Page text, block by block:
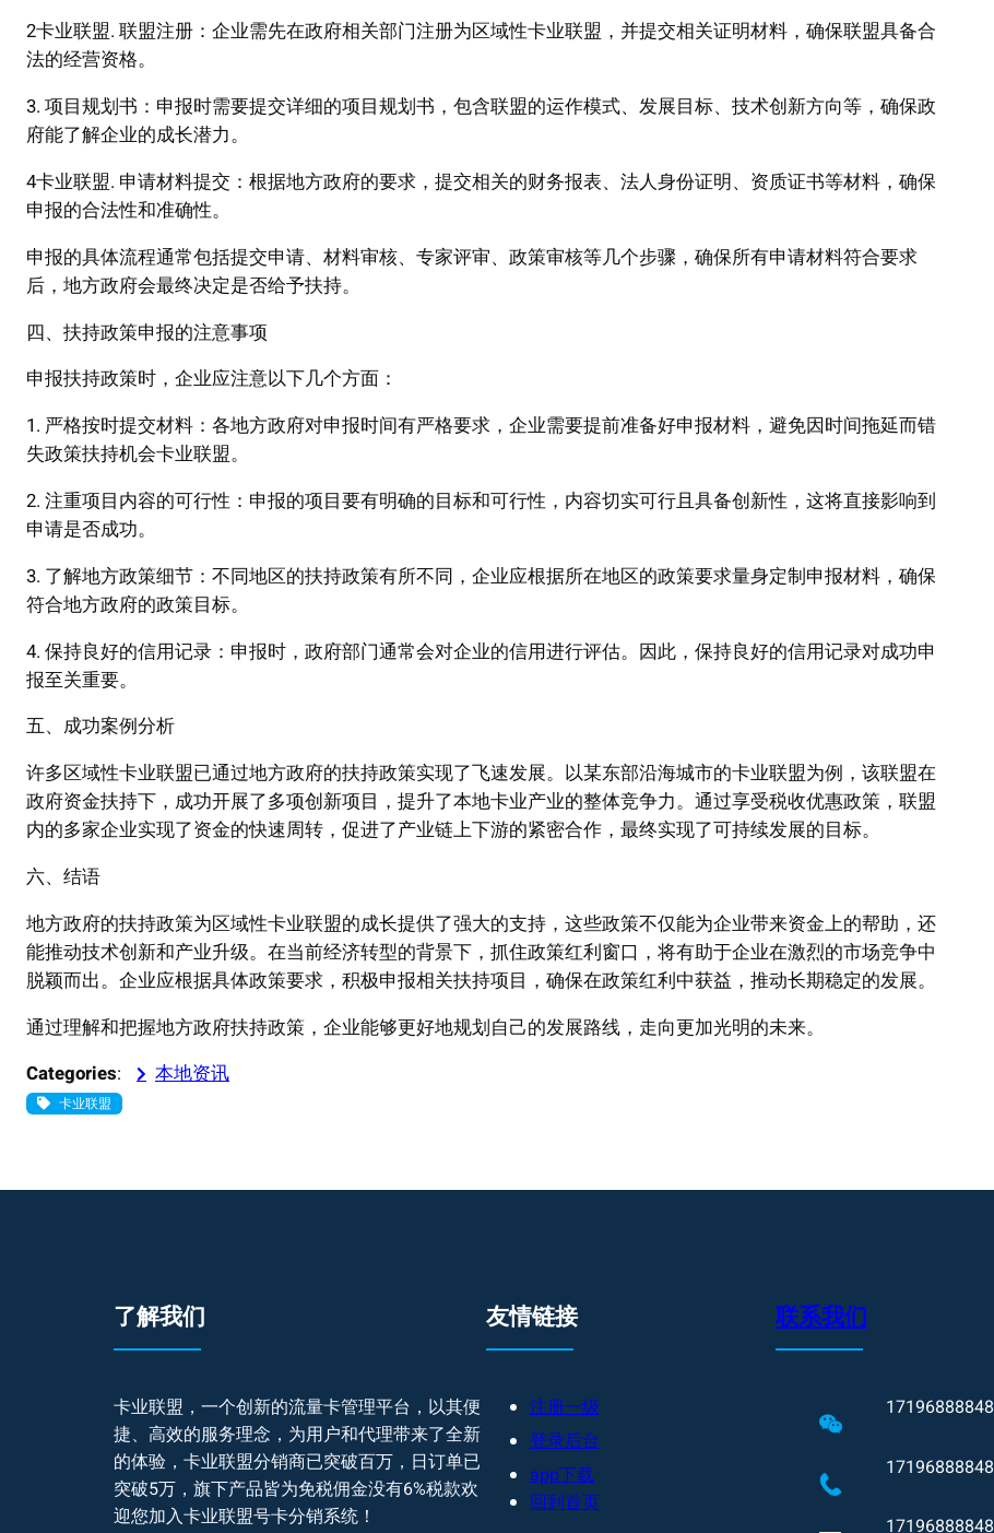
2卡业联盟. 联盟注册：企业需先在政府相关部门注册为区域性卡业联盟，并提交相关证明材料，确保联盟具备合
法的经营资格。
3. 项目规划书：申报时需要提交详细的项目规划书，包含联盟的运作模式、发展目标、技术创新方向等，确保政
府能了解企业的成长潜力。
4卡业联盟. 申请材料提交：根据地方政府的要求，提交相关的财务报表、法人身份证明、资质证书等材料，确保
申报的合法性和准确性。
申报的具体流程通常包括提交申请、材料审核、专家评审、政策审核等几个步骤，确保所有申请材料符合要求
后，地方政府会最终决定是否给予扶持。
四、扶持政策申报的注意事项
申报扶持政策时，企业应注意以下几个方面：
1. 严格按时提交材料：各地方政府对申报时间有严格要求，企业需要提前准备好申报材料，避免因时间拖延而错
失政策扶持机会卡业联盟。
2. 注重项目内容的可行性：申报的项目要有明确的目标和可行性，内容切实可行且具备创新性，这将直接影响到
申请是否成功。
3. 了解地方政策细节：不同地区的扶持政策有所不同，企业应根据所在地区的政策要求量身定制申报材料，确保
符合地方政府的政策目标。
4. 保持良好的信用记录：申报时，政府部门通常会对企业的信用进行评估。因此，保持良好的信用记录对成功申
报至关重要。
五、成功案例分析
许多区域性卡业联盟已通过地方政府的扶持政策实现了飞速发展。以某东部沿海城市的卡业联盟为例，该联盟在
政府资金扶持下，成功开展了多项创新项目，提升了本地卡业产业的整体竞争力。通过享受税收优惠政策，联盟
内的多家企业实现了资金的快速周转，促进了产业链上下游的紧密合作，最终实现了可持续发展的目标。
六、结语
地方政府的扶持政策为区域性卡业联盟的成长提供了强大的支持，这些政策不仅能为企业带来资金上的帮助，还
能推动技术创新和产业升级。在当前经济转型的背景下，抓住政策红利窗口，将有助于企业在激烈的市场竞争中
脱颖而出。企业应根据具体政策要求，积极申报相关扶持项目，确保在政策红利中获益，推动长期稳定的发展。
通过理解和把握地方政府扶持政策，企业能够更好地规划自己的发展路线，走向更加光明的未来。
Categories: 本地资讯
卡业联盟
了解我们
卡业联盟，一个创新的流量卡管理平台，以其便
捷、高效的服务理念，为用户和代理带来了全新
的体验，卡业联盟分销商已突破百万，日订单已
突破5万，旗下产品皆为免税佣金没有6%税款欢
迎您加入卡业联盟号卡分销系统！
友情链接
注册一级
登录后台
app下载
回到首页
联系我们
17196888848
17196888848
17196888848